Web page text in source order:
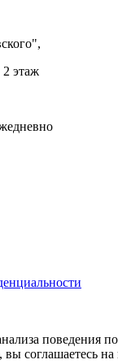
",
этаж
поведения
соглашаетесь